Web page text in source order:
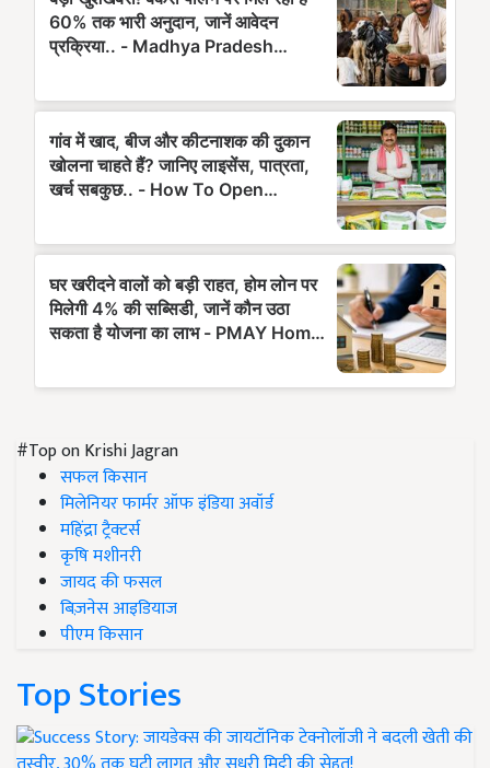
#Top on Krishi Jagran
सफल किसान
मिलेनियर फार्मर ऑफ इंडिया अवॉर्ड
महिंद्रा ट्रैक्टर्स
कृषि मशीनरी
जायद की फसल
बिज़नेस आइडियाज
पीएम किसान
Top Stories